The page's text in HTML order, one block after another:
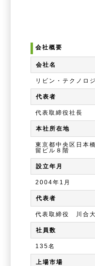
会社概要
会社名
リビン・テクノロ
代表者
代表取締役社長
本社所在地
東京都中央区日本
留ビル８階
設立年月
2004年1月
代表者
代表取締役 川合
社員数
135名
上場市場